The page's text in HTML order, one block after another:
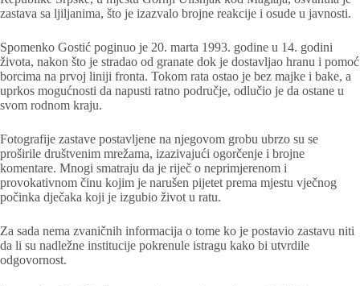
zastava sa ljiljanima, što je izazvalo brojne reakcije i osude u javnosti.
Spomenko Gostić poginuo je 20. marta 1993. godine u 14. godini
života, nakon što je stradao od granate dok je dostavljao hranu i pomoć
borcima na prvoj liniji fronta. Tokom rata ostao je bez majke i bake, a
uprkos mogućnosti da napusti ratno područje, odlučio je da ostane u
svom rodnom kraju.
Fotografije zastave postavljene na njegovom grobu ubrzo su se
proširile društvenim mrežama, izazivajući ogorčenje i brojne
komentare. Mnogi smatraju da je riječ o neprimjerenom i
provokativnom činu kojim je narušen pijetet prema mjestu vječnog
počinka dječaka koji je izgubio život u ratu.
Za sada nema zvaničnih informacija o tome ko je postavio zastavu niti
da li su nadležne institucije pokrenule istragu kako bi utvrdile
odgovornost.